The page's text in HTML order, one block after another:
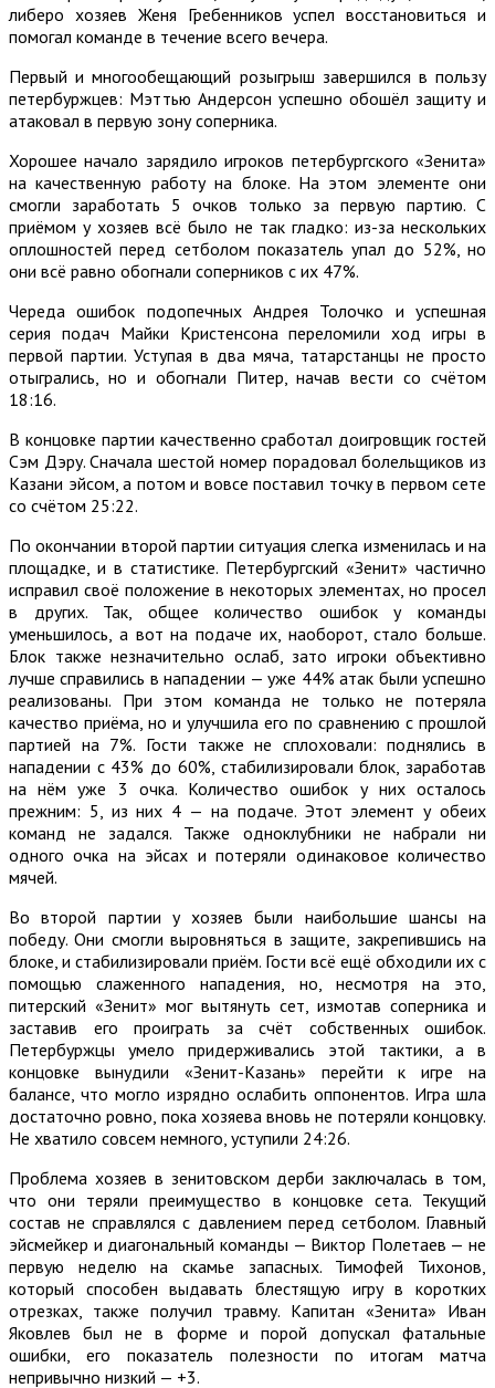
либеро хозяев Женя Гребенников успел восстановиться и
помогал команде в течение всего вечера.
Первый и многообещающий розыгрыш завершился в пользу
петербуржцев: Мэттью Андерсон успешно обошёл защиту и
атаковал в первую зону соперника.
Хорошее начало зарядило игроков петербургского «Зенита»
на качественную работу на блоке. На этом элементе они
смогли заработать 5 очков только за первую партию. С
приёмом у хозяев всё было не так гладко: из-за нескольких
оплошностей перед сетболом показатель упал до 52%, но
они всё равно обогнали соперников с их 47%.
Череда ошибок подопечных Андрея Толочко и успешная
серия подач Майки Кристенсона переломили ход игры в
первой партии. Уступая в два мяча, татарстанцы не просто
отыгрались, но и обогнали Питер, начав вести со счётом
18:16.
В концовке партии качественно сработал доигровщик гостей
Сэм Дэру. Сначала шестой номер порадовал болельщиков из
Казани эйсом, а потом и вовсе поставил точку в первом сете
со счётом 25:22.
По окончании второй партии ситуация слегка изменилась и на
площадке, и в статистике. Петербургский «Зенит» частично
исправил своё положение в некоторых элементах, но просел
в других. Так, общее количество ошибок у команды
уменьшилось, а вот на подаче их, наоборот, стало больше.
Блок также незначительно ослаб, зато игроки объективно
лучше справились в нападении — уже 44% атак были успешно
реализованы. При этом команда не только не потеряла
качество приёма, но и улучшила его по сравнению с прошлой
партией на 7%. Гости также не сплоховали: поднялись в
нападении с 43% до 60%, стабилизировали блок, заработав
на нём уже 3 очка. Количество ошибок у них осталось
прежним: 5, из них 4 — на подаче. Этот элемент у обеих
команд не задался. Также одноклубники не набрали ни
одного очка на эйсах и потеряли одинаковое количество
мячей.
Во второй партии у хозяев были наибольшие шансы на
победу. Они смогли выровняться в защите, закрепившись на
блоке, и стабилизировали приём. Гости всё ещё обходили их с
помощью слаженного нападения, но, несмотря на это,
питерский «Зенит» мог вытянуть сет, измотав соперника и
заставив его проиграть за счёт собственных ошибок.
Петербуржцы умело придерживались этой тактики, а в
концовке вынудили «Зенит-Казань» перейти к игре на
балансе, что могло изрядно ослабить оппонентов. Игра шла
достаточно ровно, пока хозяева вновь не потеряли концовку.
Не хватило совсем немного, уступили 24:26.
Проблема хозяев в зенитовском дерби заключалась в том,
что они теряли преимущество в концовке сета. Текущий
состав не справлялся с давлением перед сетболом. Главный
эйсмейкер и диагональный команды — Виктор Полетаев — не
первую неделю на скамье запасных. Тимофей Тихонов,
который способен выдавать блестящую игру в коротких
отрезках, также получил травму. Капитан «Зенита» Иван
Яковлев был не в форме и порой допускал фатальные
ошибки, его показатель полезности по итогам матча
непривычно низкий — +3.